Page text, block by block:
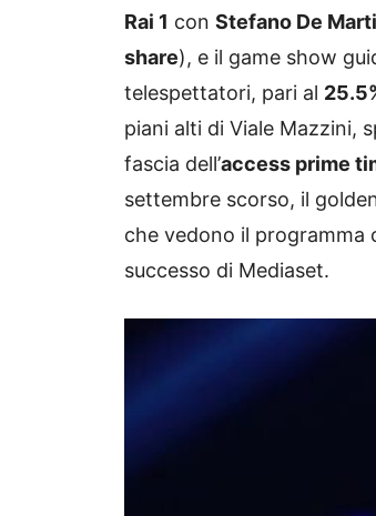
Rai 1 con Stefano De
share), e il game show
telespettatori, pari al
piani alti di Viale Mazzini,
fascia dell’access prime
settembre scorso, il
che vedono il programma
successo di Mediaset.